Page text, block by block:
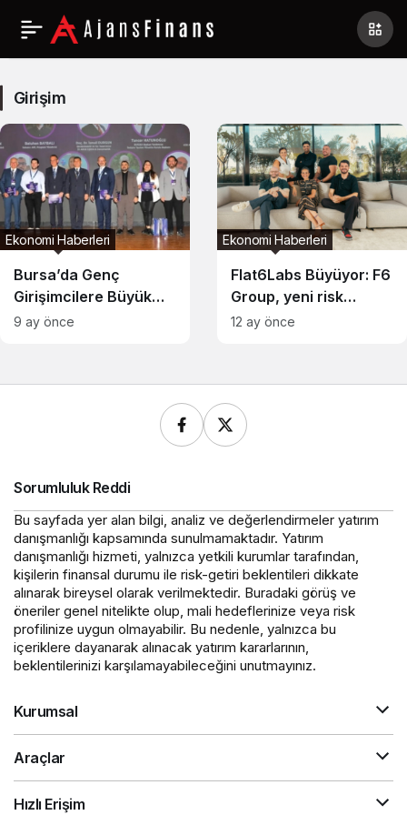
Girişim
Haberleri
Girişim
Bursa’da Genç
Girişimcilere Büyük
Destek
Ekonomi Haberleri
9 ay önce
Flat6Labs Büyüyor: F6
Group, yeni risk
sermayesi kolu F6
Ekonomi Haberleri
12 ay önce
Sorumluluk Reddi
Bu sayfada yer alan bilgi, analiz ve değerlendirmeler yatırım
danışmanlığı kapsamında sunulmamaktadır. Yatırım
danışmanlığı hizmeti, yalnızca yetkili kurumlar tarafından,
kişilerin finansal durumu ile risk-getiri beklentileri dikkate
alınarak bireysel olarak verilmektedir. Buradaki görüş ve
öneriler genel nitelikte olup, mali hedeflerinize veya risk
profilinize uygun olmayabilir. Bu nedenle, yalnızca bu
içeriklere dayanarak alınacak yatırım kararlarının,
beklentilerinizi karşılamayabileceğini unutmayınız.
Kurumsal
Araçlar
Hızlı Erişim